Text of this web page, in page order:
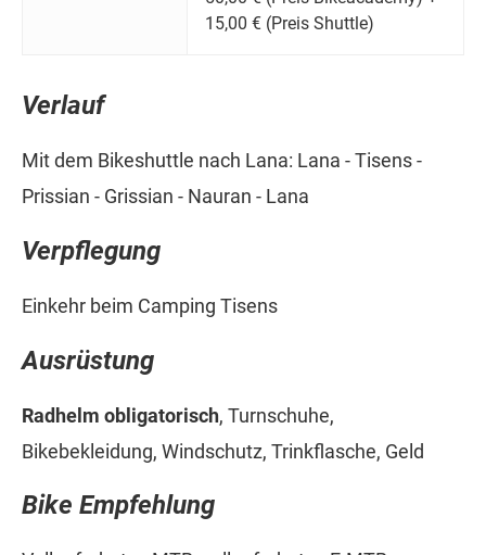
15,00 € (Preis Shuttle)
Verlauf
Mit dem Bikeshuttle nach Lana: Lana - Tisens -
Prissian - Grissian - Nauran - Lana
Verpflegung
Einkehr beim Camping Tisens
Ausrüstung
Radhelm obligatorisch, Turnschuhe,
Bikebekleidung, Windschutz, Trinkflasche, Geld
Bike Empfehlung